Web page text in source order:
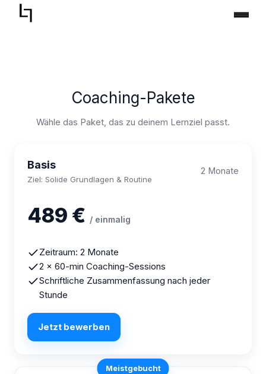
Inhalt
Coaching-Pakete
Wähle das Paket, das zu deinem Lernziel passt.
Basis
Ziel: Solide Grundlagen & Routine
2 Monate
489 € / einmalig
Zeitraum: 2 Monate
2 × 60-min Coaching-Sessions
Schriftliche Zusammenfassung nach jeder
Stunde
Jetzt bewerben
Meistgebucht